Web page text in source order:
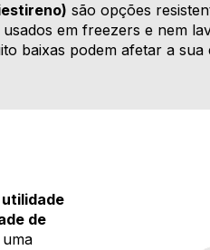
são opções
em freezers e nem
baixas podem afetar a sua
utilidade
de